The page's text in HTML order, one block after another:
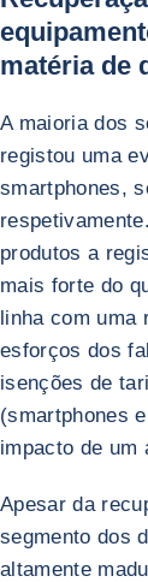
matéria de
A maioria dos
registou uma
smartphones,
produtos a
mais forte do
linha com uma
esforços dos
isenções de
(smartphones
impacto de um
Apesar da
segmento dos
altamente